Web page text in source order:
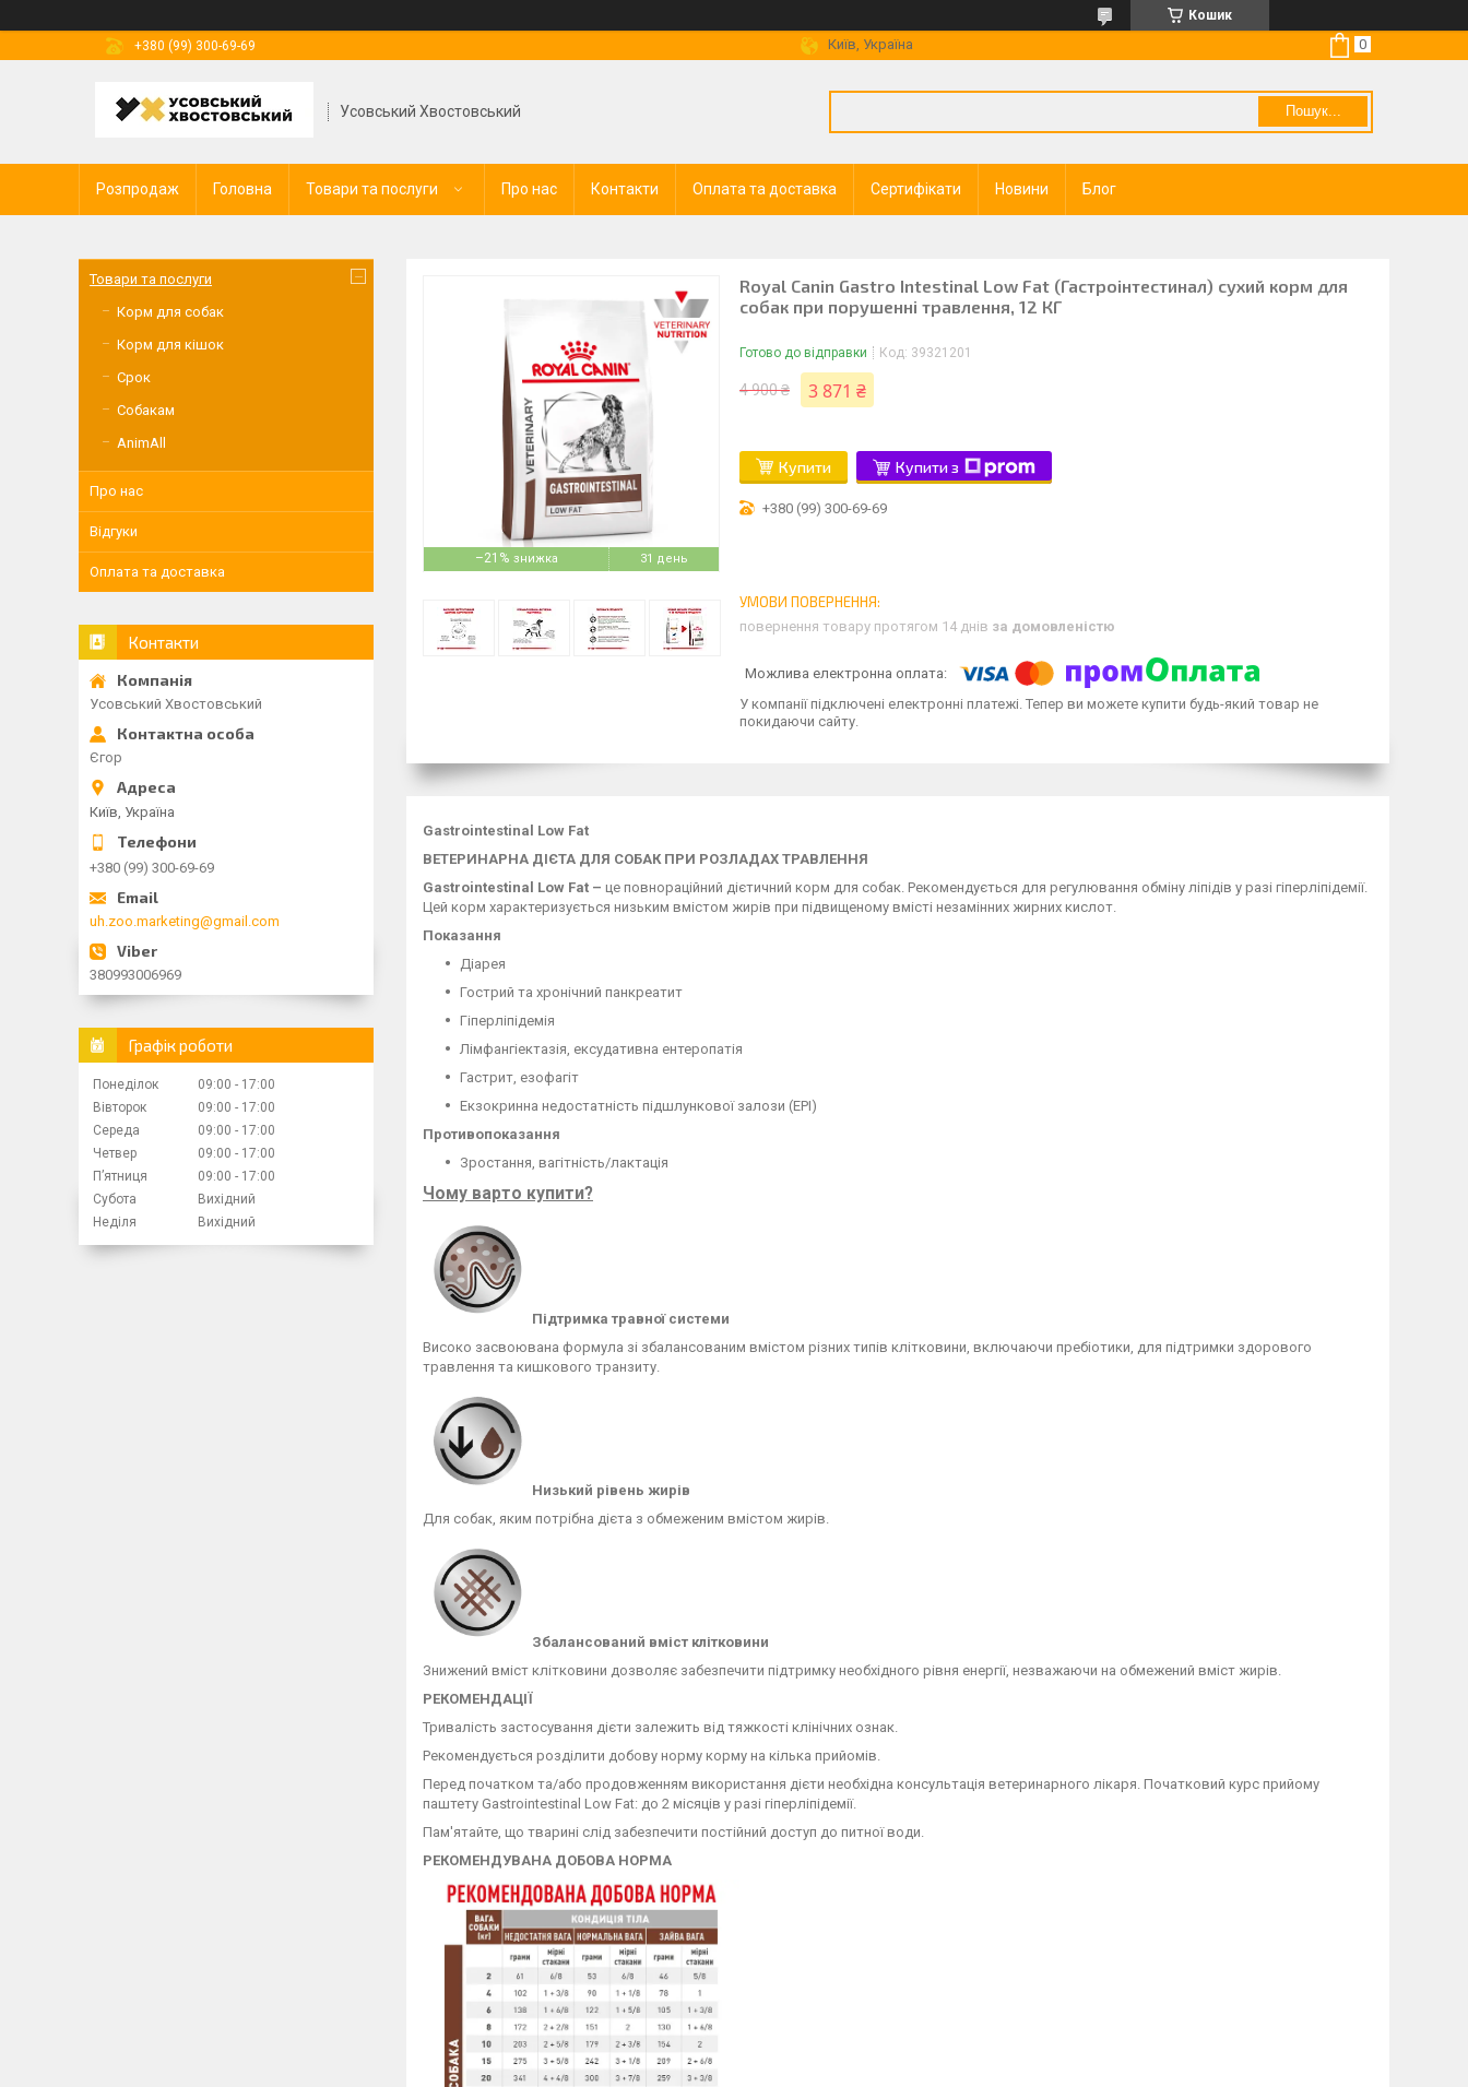
Кошик
+380 (99) 300-69-69
Київ, Україна
Усовський Хвостовський Пошук...
Розпродаж Головна Товари та послуги Про нас Контакти Оплата та доставка Сертифікати Новини Блог
–21% 31 день
Royal Canin Gastro Intestinal Low Fat (Гастроінтестинал) сухий корм для
собак при порушенні травлення, 12 КГ
Готово до відправки Код: 39321201
4 900 ₴ 3 871 ₴
Купити Купити з
+380 (99) 300-69-69
повернення товару протягом 14 днів за домовленістю
У компанії підключені електронні платежі. Тепер ви можете купити будь-який товар не
покидаючи сайту.
Gastrointestinal Low Fat
ВЕТЕРИНАРНА ДІЄТА ДЛЯ СОБАК ПРИ РОЗЛАДАХ ТРАВЛЕННЯ
Gastrointestinal Low Fat – це повнораційний дієтичний корм для собак. Рекомендується для регулювання обміну ліпідів у разі гіперліпідемії.
Цей корм характеризується низьким вмістом жирів при підвищеному вмісті незамінних жирних кислот.
Показання
Діарея
Гострий та хронічний панкреатит
Гіперліпідемія
Лімфангіектазія, ексудативна ентеропатія
Гастрит, езофагіт
Екзокринна недостатність підшлункової залози (EPI)
Противопоказання
Зростання, вагітність/лактація
Чому варто купити?
Підтримка травної системи
Високо засвоювана формула зі збалансованим вмістом різних типів клітковини, включаючи пребіотики, для підтримки здорового
травлення та кишкового транзиту.
Низький рівень жирів
Для собак, яким потрібна дієта з обмеженим вмістом жирів.
Збалансований вміст клітковини
Знижений вміст клітковини дозволяє забезпечити підтримку необхідного рівня енергії, незважаючи на обмежений вміст жирів.
РЕКОМЕНДАЦІЇ
Тривалість застосування дієти залежить від тяжкості клінічних ознак.
Рекомендується розділити добову норму корму на кілька прийомів.
Перед початком та/або продовженням використання дієти необхідна консультація ветеринарного лікаря. Початковий курс прийому
паштету Gastrointestinal Low Fat: до 2 місяців у разі гіперліпідемії.
Пам'ятайте, що тварині слід забезпечити постійний доступ до питної води.
РЕКОМЕНДУВАНА ДОБОВА НОРМА
Товари та послуги
Корм для собак
Корм для кішок
Срок
Собакам
AnimAll
Про нас
Відгуки
Оплата та доставка
Контакти
Усовський Хвостовський
Єгор
Київ, Україна
+380 (99) 300-69-69
uh.zoo.marketing@gmail.com
380993006969
Графік роботи
Понеділок 09:00
17:00
Вівторок
09:00
17:00
Середа
09:00
17:00
Четвер
09:00
17:00
Пʼятниця
09:00
17:00
Субота
Вихідний
Неділя
Вихідний